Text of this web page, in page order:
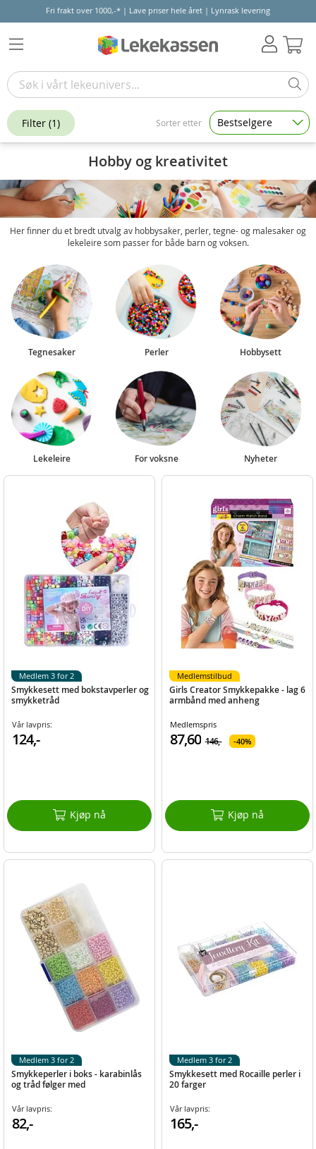
Fri frakt over 1000,-* | Lave priser hele året | Lynrask levering
Hobby og kreativitet
Her finner du et bredt utvalg av hobbysaker, perler, tegne- og malesaker og
lekeleire som passer for både barn og voksen.
Tegnesaker Perler Hobbysett
Lekeleire For voksne Nyheter
Smykkesett med bokstavperler og
smykketråd
Vår lavpris:
124,-
Kjøp nå
Medlem 3 for 2
Girls Creator Smykkepakke - lag 6
armbånd med anheng
Medlemspris
87,60 146,- 40%
Kjøp nå
Medlemstilbud
Smykkeperler i boks - karabinlås
og tråd følger med
Vår lavpris:
82,-
Medlem 3 for 2
Smykkesett med Rocaille perler i
20 farger
Vår lavpris:
165,-
Medlem 3 for 2
Filter (1) Sorter etter Bestselgere